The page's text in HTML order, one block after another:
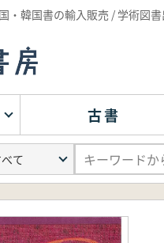
・韓国書の輸入販売 / 学術図
古書